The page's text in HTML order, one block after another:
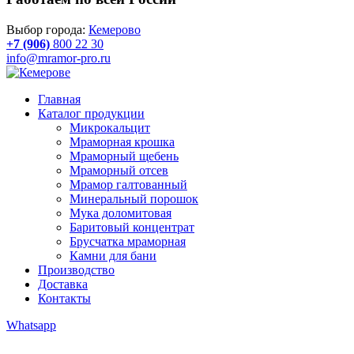
Выбор города: Кемерово
+7 (906) 800 22 30
info@mramor-pro.ru
Главная
Каталог продукции
Микрокальцит
Мраморная крошка
Мраморный щебень
Мраморный отсев
Мрамор галтованный
Минеральный порошок
Мука доломитовая
Баритовый концентрат
Брусчатка мраморная
Камни для бани
Производство
Доставка
Контакты
Whatsapp